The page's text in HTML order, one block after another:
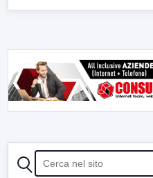
CERCA